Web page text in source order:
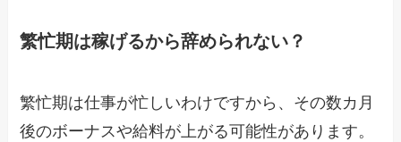
繁忙期は稼げるから辞められない？
繁忙期は仕事が忙しいわけですから、その数カ月
後のボーナスや給料が上がる可能性があります。